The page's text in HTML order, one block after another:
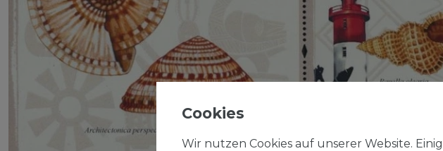
Cookies
Wir nutzen Cookies auf unserer Website.